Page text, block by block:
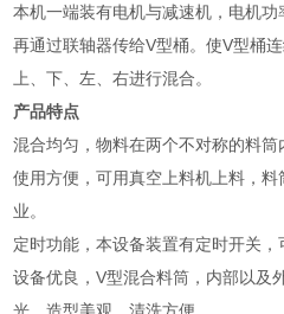
本机一端装有电机与减速机，电机
再通过联轴器传给V型桶。使V型桶
上、下、左、右进行混合。
产品特点
混合均匀，物料在两个不对称的料筒
使用方便，可用真空上料机上料，
业。
定时功能，本设备装置有定时开关，
设备优良，V型混合料筒，内部以及